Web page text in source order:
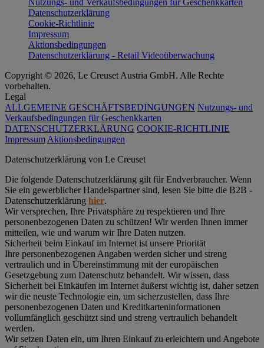
Datenschutzerklärung
Cookie-Richtlinie
Impressum
Aktionsbedingungen
Datenschutzerklärung - Retail Videoüberwachung
Copyright © 2026, Le Creuset Austria GmbH. Alle Rechte
vorbehalten.
Legal
ALLGEMEINE GESCHÄFTSBEDINGUNGEN Nutzungs- und
Verkaufsbedingungen für Geschenkkarten
DATENSCHUTZERKLÄRUNG COOKIE-RICHTLINIE
Impressum Aktionsbedingungen
Datenschutz­erklärung von Le Creuset
Die folgende Datenschutzerklärung gilt für Endverbraucher. Wenn
Sie ein gewerblicher Handelspartner sind, lesen Sie bitte die B2B -
Datenschutzerklärung hier.
Wir versprechen, Ihre Privatsphäre zu respektieren und Ihre
personenbezogenen Daten zu schützen! Wir werden Ihnen immer
mitteilen, wie und warum wir Ihre Daten nutzen.
Sicherheit beim Einkauf im Internet ist unsere Priorität
Ihre personenbezogenen Angaben werden sicher und streng
vertraulich und in Übereinstimmung mit der europäischen
Gesetzgebung zum Datenschutz behandelt. Wir wissen, dass
Sicherheit bei Einkäufen im Internet äußerst wichtig ist, daher setzen
wir die neuste Technologie ein, um sicherzustellen, dass Ihre
personenbezogenen Daten und Kreditkarteninformationen
vollumfänglich geschützt sind und streng vertraulich behandelt
werden.
Wir setzen Daten ein, um Ihren Einkauf zu erleichtern und Angebote